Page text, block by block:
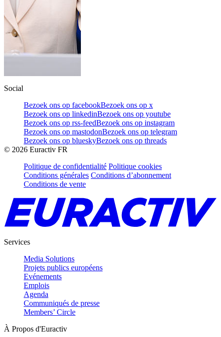
Social
Bezoek ons op facebookBezoek ons op x
Bezoek ons op linkedinBezoek ons op youtube
Bezoek ons op rss-feedBezoek ons op instagram
Bezoek ons op mastodonBezoek ons op telegram
Bezoek ons op blueskyBezoek ons op threads
© 2026 Euractiv FR
Politique de confidentialité Politique cookies
Conditions générales Conditions d’abonnement
Conditions de vente
Services
Media Solutions
Projets publics européens
Evénements
Emplois
Agenda
Communiqués de presse
Members’ Circle
À Propos d'Euractiv